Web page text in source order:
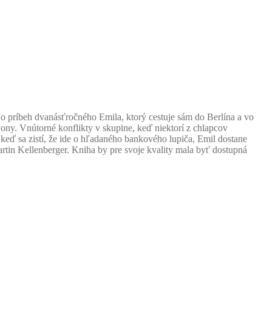
príbeh dvanásťročného Emila, ktorý cestuje sám do Berlína a vo
Vnútorné konflikty v skupine, keď niektorí z chlapcov
sa zistí, že ide o hľadaného bankového lupiča, Emil dostane
Kellenberger. Kniha by pre svoje kvality mala byť dostupná